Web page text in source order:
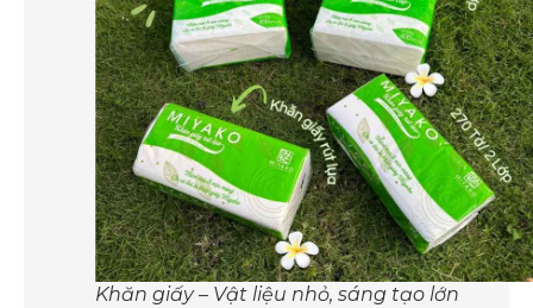
Khăn giấy – Vật liệu nhỏ, sáng tạo lớn